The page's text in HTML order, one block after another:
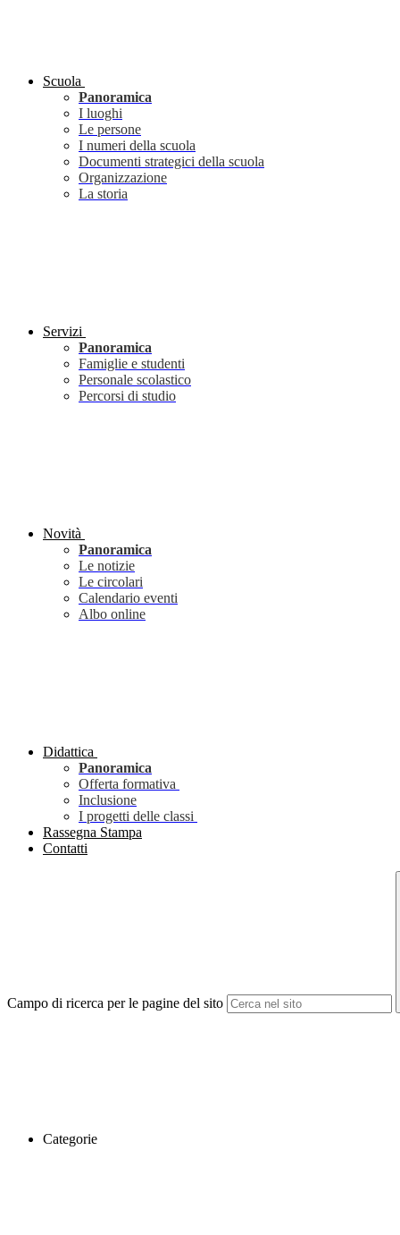
Scuola
Panoramica
I luoghi
Le persone
I numeri della scuola
Documenti strategici della scuola
Organizzazione
La storia
Servizi
Panoramica
Famiglie e studenti
Personale scolastico
Percorsi di studio
Novità
Panoramica
Le notizie
Le circolari
Calendario eventi
Albo online
Didattica
Panoramica
Offerta formativa
Inclusione
I progetti delle classi
Rassegna Stampa
Contatti
Campo di ricerca per le pagine del sito
Categorie